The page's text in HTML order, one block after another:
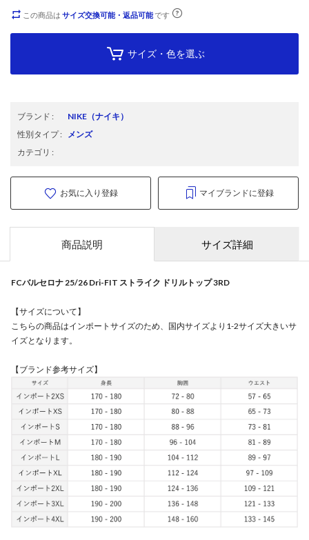
この商品は サイズ交換可能・返品可能です
サイズ・色を選ぶ
ブランド : NIKE （ナイキ）
性別タイプ: メンズ
カテゴリ :
お気に入り登録 マイブランドに登録
商品説明 サイズ詳細
FCバルセロナ 25/26 Dri-FIT ストライク ドリルトップ 3RD
【サイズについて】
こちらの商品はインポートサイズのため、国内サイズより1-2サイズ大きいサ
イズとなります。
【ブランド参考サイズ】